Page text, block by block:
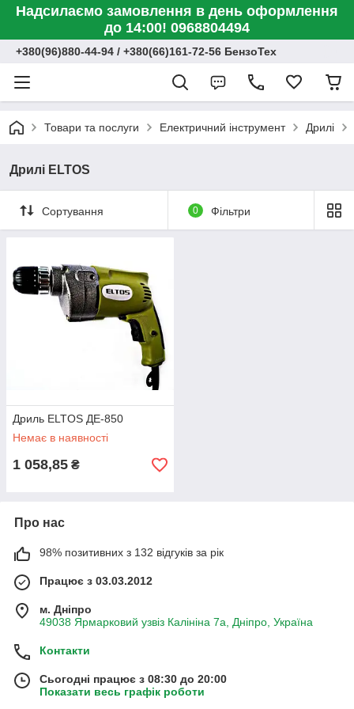
Надсилаємо замовлення в день оформлення
до 14:00! 0968804494
+380(96)880-44-94 / +380(66)161-72-56 БензоТех
Товари та послуги Електричний інструмент Дрилі
Дрилі ELTOS
Сортування 0 Фільтри
Дриль ELTOS ДЕ-850
Немає в наявності
1 058,85 ₴
Про нас
98% позитивних з 132 відгуків за рік
Працює з 03.03.2012
м. Дніпро
49038 Ярмарковий узвіз Калініна 7а, Дніпро, Україна
Контакти
Сьогодні працює з 08:30 до 20:00
Показати весь графік роботи